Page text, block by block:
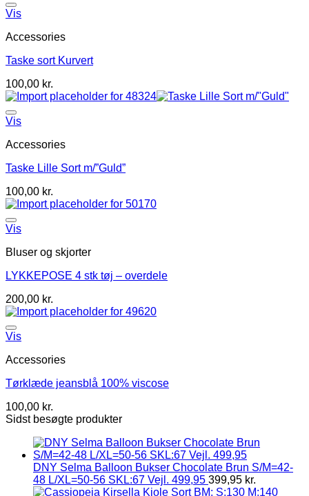
Vis
Accessories
Taske sort Kurvert
100,00 kr.
Vis
Accessories
Taske Lille Sort m/”Guld”
100,00 kr.
Vis
Bluser og skjorter
LYKKEPOSE 4 stk tøj – overdele
200,00 kr.
Vis
Accessories
Tørklæde jeansblå 100% viscose
100,00 kr.
Sidst besøgte produkter
DNY Selma Balloon Bukser Chocolate Brun S/M=42-
48 L/XL=50-56 SKL:67 Vejl. 499,95 399,95 kr.